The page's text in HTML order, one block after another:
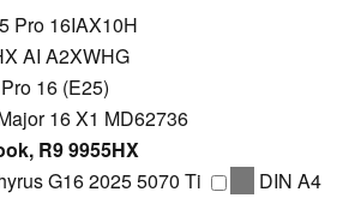
Pro 16IAX10H
AI A2XWHG
16 (E25)
16 X1 MD62736
R9 9955HX
G16 2025 5070 Ti
DIN A4